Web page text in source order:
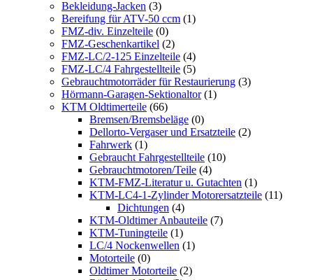
Bekleidung-Jacken (3)
Bereifung für ATV-50 ccm (1)
FMZ-div. Einzelteile (0)
FMZ-Geschenkartikel (2)
FMZ-LC/2-125 Einzelteile (4)
FMZ-LC/4 Fahrgestellteile (5)
Gebrauchtmotorräder für Restaurierung (3)
Hörmann-Garagen-Sektionaltor (1)
KTM Oldtimerteile (66)
Bremsen/Bremsbeläge (0)
Dellorto-Vergaser und Ersatzteile (2)
Fahrwerk (1)
Gebraucht Fahrgestellteile (10)
Gebrauchtmotoren/Teile (4)
KTM-FMZ-Literatur u. Gutachten (1)
KTM-LC4-1-Zylinder Motorersatzteile (11)
Dichtungen (4)
KTM-Oldtimer Anbauteile (7)
KTM-Tuningteile (1)
LC/4 Nockenwellen (1)
Motorteile (0)
Oldtimer Motorteile (2)